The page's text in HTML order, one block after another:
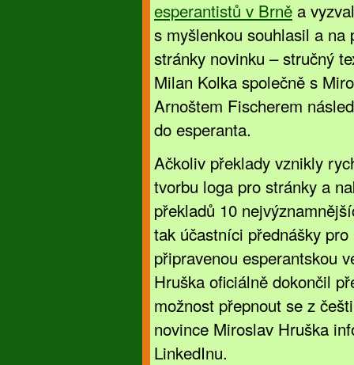
esperantistů v Brně a
s myšlenkou souhlasil a na
stránky novinku – stručný
Milan Kolka společně s
Arnoštem Fischerem
do esperanta.
Ačkoliv překlady vznikly
tvorbu loga pro stránky a
překladů 10
tak účastníci přednášky
připravenou esperantskou
Hruška oficiálně dokončil
možnost přepnout se z
novince Miroslav Hruška
LinkedInu.